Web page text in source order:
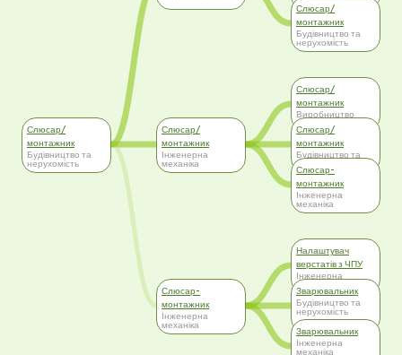
Слюсар/
монтажник
Будівництво та
нерухомість
Слюсар/
монтажник
Інженерна
механіка
Слюсар-
монтажник
Інженерна
механіка
Слюсар/
монтажник
Будівництво та
нерухомість
Слюсар/
монтажник
Виробництво
Слюсар/
монтажник
Будівництво та
нерухомість
Слюсар-
монтажник
Інженерна
механіка
Налаштувач
верстатів з ЧПУ
Інженерна
механіка
Зварювальник
Будівництво та
нерухомість
Зварювальник
Інженерна
механіка